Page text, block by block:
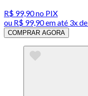
R$ 99,90no PIX
ou R$ 99,90em até 3x
COMPRAR AGORA